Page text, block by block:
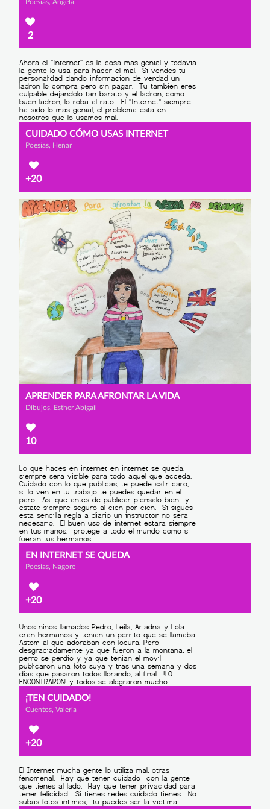
Poesías, Ángela
2
CUIDADO CÓMO USAS INTERNET
Poesías, Henar
+20
APRENDER PARA AFRONTAR LA VIDA
Dibujos, Esther Abigail
10
EN INTERNET SE QUEDA
Poesías, Nagore
+20
¡TEN CUIDADO!
Cuentos, Valeria
+20